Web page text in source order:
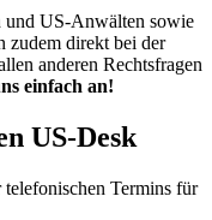
und US-Anwälten sowie
zudem direkt bei der
anderen Rechtsfragen
einfach an!
US-Desk
Termins für